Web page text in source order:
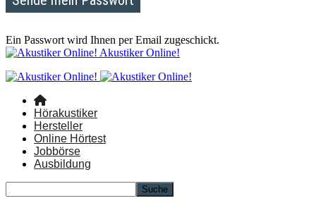
Ein Passwort wird Ihnen per Email zugeschickt.
Akustiker Online!
Hörakustiker
Hersteller
Online Hörtest
Jobbörse
Ausbildung